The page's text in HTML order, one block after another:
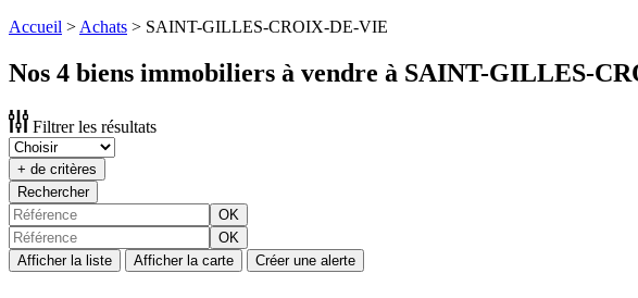
Accueil > Achats > SAINT-GILLES-CROIX-DE-VIE
Nos 4 biens immobiliers à vendre à SAINT-GILLES-
Filtrer les résultats
+ de critères
Rechercher
OK
OK
Afficher la liste
Afficher la carte Créer une alerte